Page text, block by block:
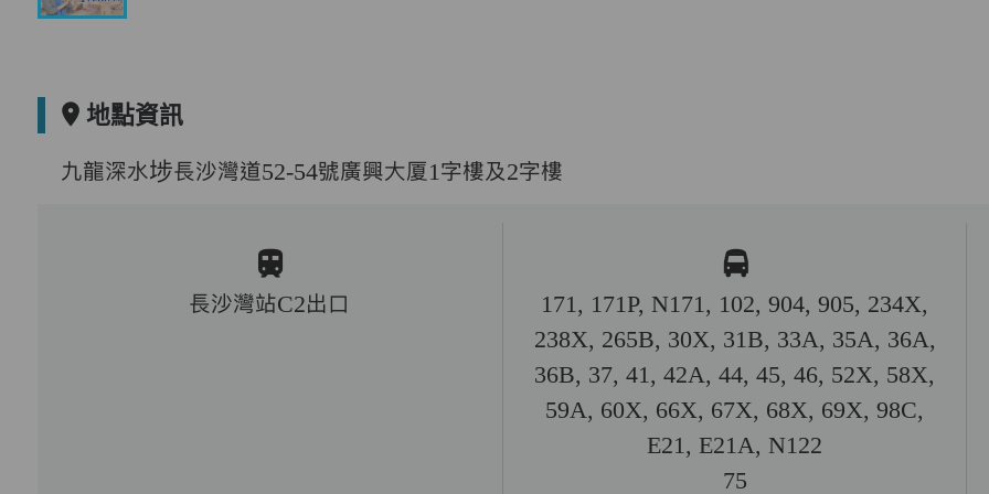
地點資訊
九龍深水埗長沙灣道52-54號廣興大厦1字樓及2字樓
長沙灣站C2出口
171, 171P, N171, 102, 904, 905, 234X,
238X, 265B, 30X, 31B, 33A, 35A, 36A,
36B, 37, 41, 42A, 44, 45, 46, 52X, 58X,
59A, 60X, 66X, 67X, 68X, 69X, 98C,
E21, E21A, N122
75